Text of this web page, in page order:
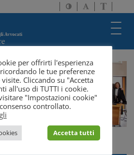
Attiva/disattiva
alto
Attiva/
dimensione
a
solo
per offrirti l'esperienza
le tue preferenze
Cliccando su "Accetta
all'uso di TUTTI i cookie.
"Impostazioni cookie"
controllato.
Accetta tutti